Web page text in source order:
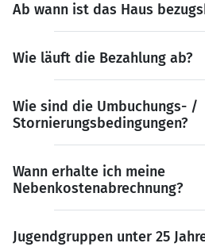
Ab wann ist das Haus
Wie läuft die Bezahlung ab?
Wie sind die Umbuchungs- /
Stornierungsbedingungen?
Wann erhalte ich meine
Nebenkostenabrechnung?
Jugendgruppen unter 25